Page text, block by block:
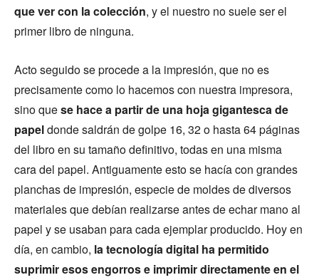
que ver con la colección, y el nuestro no suele ser el
primer libro de ninguna.
Acto seguido se procede a la impresión, que no es
precisamente como lo hacemos con nuestra impresora,
sino quese hace a partir de una hoja gigantesca de
papeldonde saldrán de golpe 16, 32 o hasta 64 páginas
del libro en su tamaño definitivo, todas en una misma
cara del papel. Antiguamente esto se hacía con grandes
planchas de impresión, especie de moldes de diversos
materiales que debían realizarse antes de echar mano al
papel y se usaban para cada ejemplar producido. Hoy en
día, en cambio, la tecnología digital ha permitido
suprimir esos engorros e imprimir directamente en el